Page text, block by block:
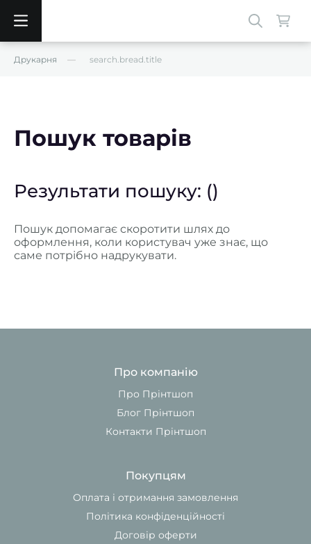
Друкарня search.bread.title
Пошук товарів
Результати пошуку: ()
Пошук допомагає скоротити шлях до
оформлення, коли користувач уже знає, що
саме потрібно надрукувати.
Про компанію
Про Прінтшоп
Блог Прінтшоп
Контакти Прінтшоп
Покупцям
Оплата і отримання замовлення
Політика конфіденційності
Договір оферти